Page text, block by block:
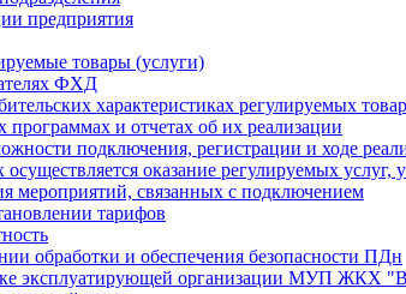
предприятия
товары (услуги)
ФХД
характеристиках регулируемых
и отчетах об их реализации
подключения, регистрации и ходе
оказание регулируемых
мероприятий, связанных с подключением
тарифов
обработки и обеспечения безопасности ПДн
эксплуатирующей организации МУП ЖКХ